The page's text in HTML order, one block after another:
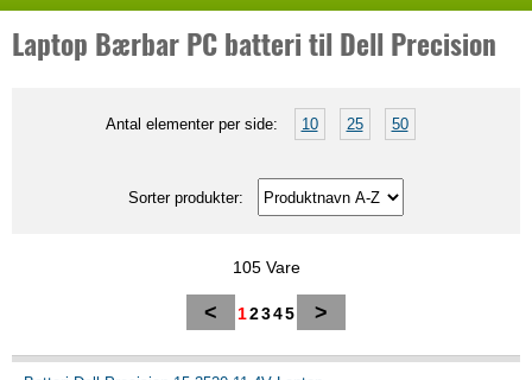
Laptop Bærbar PC batteri til Dell Precision
Antal elementer per side: 10 25 50
Sorter produkter:
105 Vare
< 12345 >